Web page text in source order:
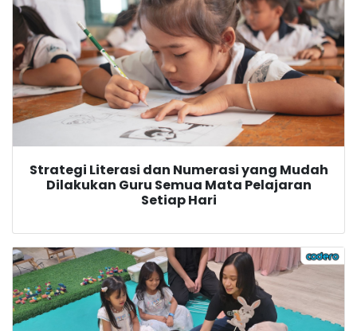
Strategi Literasi dan Numerasi yang Mudah
Dilakukan Guru Semua Mata Pelajaran
Setiap Hari